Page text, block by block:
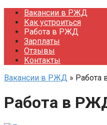
Перейти
контенту
Вакансии в РЖД
Как устроиться
Работа в РЖД
Зарплаты
Отзывы
Контакты
Вакансии в РЖД »
Работа в